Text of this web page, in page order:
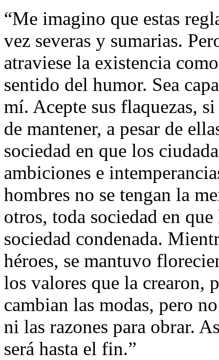
“Me imagino que estas
vez severas y sumarias.
atraviese la existencia
sentido del humor. Sea
mí. Acepte sus flaquezas,
de mantener, a pesar de
sociedad en que los
ambiciones e
hombres no se tengan la
otros, toda sociedad en
sociedad condenada.
héroes, se mantuvo
los valores que la crearon,
cambian las modas, pero
ni las razones para obrar.
será hasta el fin.”